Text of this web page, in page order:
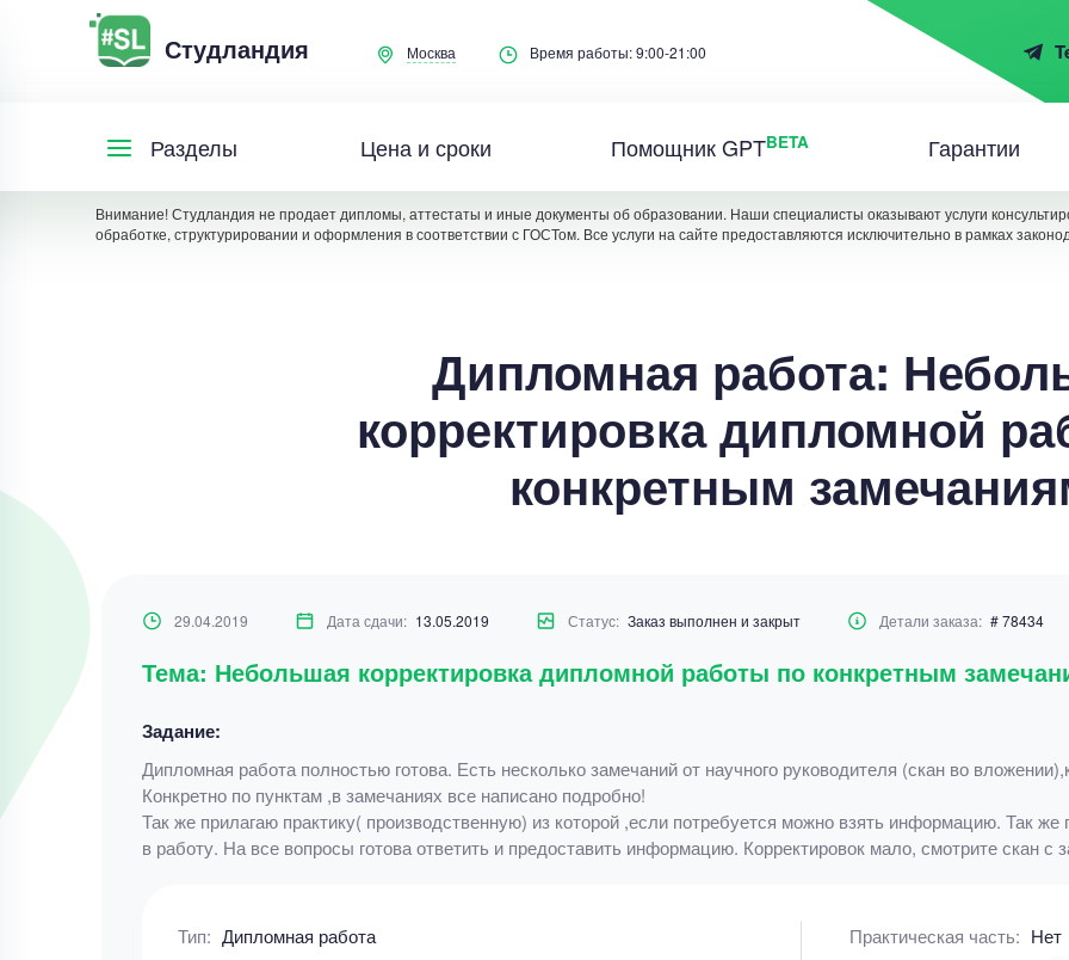
Студландия Москва Время работы: 9:00-21:00
Разделы Цена и сроки Помощник GPTBETA Гарантии
Внимание! Студландия не продает дипломы, аттестаты и иные документы об образовании. Наши специалисты оказывают услуги
обработке, структурировании и оформления в соответствии с ГОСТом. Все услуги на сайте предоставляются исключительно в рамках
Дипломная работа:
корректировка дипломной
конкретным
29.04.2019 Дата сдачи: 13.05.2019 Статус: Заказ выполнен и закрыт Детали заказа: # 78434
Тема: Небольшая корректировка дипломной работы по конкретным
Задание:
Дипломная работа полностью готова. Есть несколько замечаний от научного руководителя (скан во
Конкретно по пунктам ,в замечаниях все написано подробно!
Так же прилагаю практику( производственную) из которой ,если потребуется можно взять информацию. Так
в работу. На все вопросы готова ответить и предоставить информацию. Корректировок мало, смотрите скан с
Тип: Дипломная работа
Практическая часть: Нет